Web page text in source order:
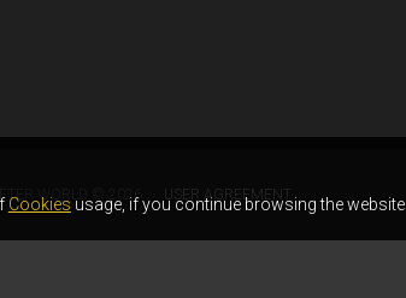
Cookies usage, if you continue browsing the website.
© 2026 USER AGREEMENT